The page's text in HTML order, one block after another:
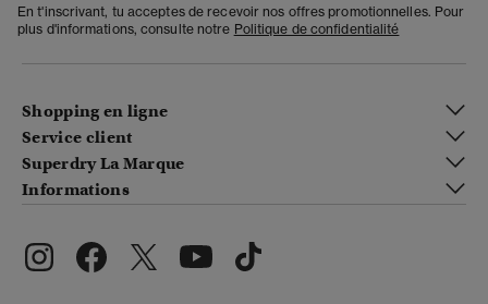
En t'inscrivant, tu acceptes de recevoir nos offres promotionnelles. Pour
plus d'informations, consulte notre Politique de confidentialité
Shopping en ligne
Service client
Superdry La Marque
Informations